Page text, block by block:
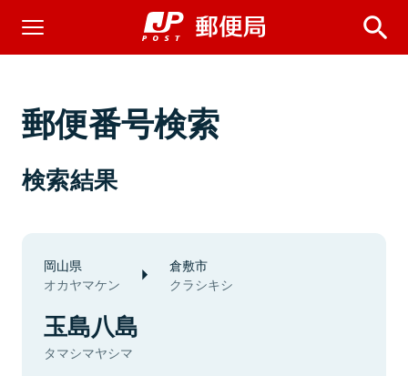
郵便番号検索
検索結果
岡山県
オカヤマケン
倉敷市
クラシキシ
玉島八島
タマシマヤシマ